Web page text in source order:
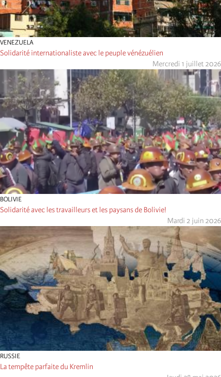
VENEZUELA
Solidarité internationaliste avec le peuple vénézuélien
Mercredi 1 juillet 2026
BOLIVIE
Solidarité avec les travailleurs et les paysans de Bolivie!
Mardi 2 juin 2026
RUSSIE
La tempête parfaite du Kremlin